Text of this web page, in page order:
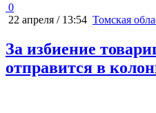
0
22 апреля / 13:54 Томская
За избиение
отправится в